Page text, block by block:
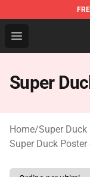
Open menu
Super Duck
Super
Home/Super
Super Duck